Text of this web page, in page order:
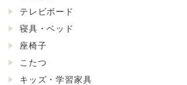
テレビボード
寝具・ベッド
座椅子
こたつ
キッズ・学習家具